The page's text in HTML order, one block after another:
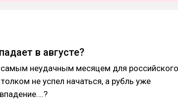
в августе?
неудачным месяцем для российского
не успел начаться, а рубль уже